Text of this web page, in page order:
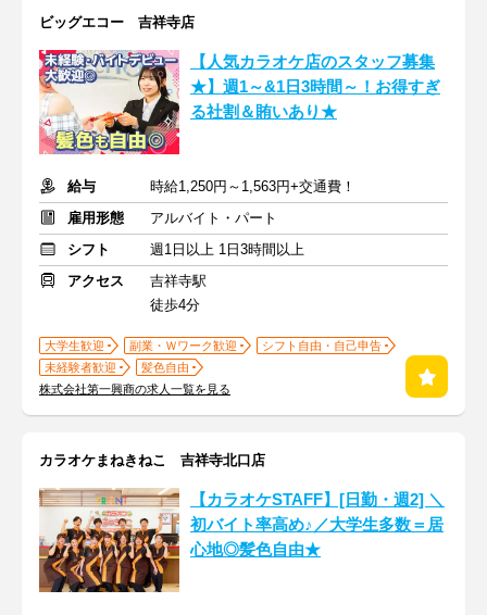
ビッグエコー 吉祥寺店
【人気カラオケ店のスタッフ募集
★】週1～&1日3時間～！お得すぎ
る社割＆賄いあり★
給与
時給1,250円～1,563円+交通費！
雇用形態
アルバイト・パート
シフト
週1日以上 1日3時間以上
アクセス
吉祥寺駅
徒歩4分
大学生歓迎 副業・Ｗワーク歓迎
シフト自由・自己申告
未経験者歓迎
髪色自由
株式会社第一興商の求人一覧を見る
カラオケまねきねこ 吉祥寺北口店
【カラオケSTAFF】[日勤・週2] ＼
初バイト率高め♪／大学生多数＝居
心地◎髪色自由★